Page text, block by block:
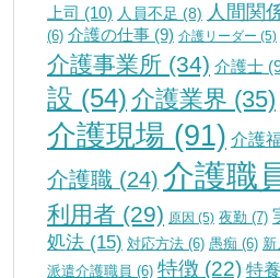
上司 (10) 人員不足 (8) 人間関
(6) 介護の仕事 (9) 介護リーダー (5)
介護事業所 (34) 介護士
設 (54) 介護業界 (35)
介護現場 (91) 介護
介護職 (24) 介護職
利用者 (29) 原因 (5) 夜勤 (7)
処法 (15) 対応方法 (6) 愚痴 (6) 新
派遣介護職員 (6) 特徴 (22) 特養